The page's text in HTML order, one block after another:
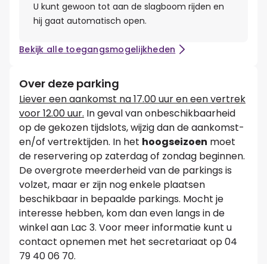
U kunt gewoon tot aan de slagboom rijden en
hij gaat automatisch open.
Bekijk alle toegangsmogelijkheden
Over deze parking
Liever een aankomst na 17.00 uur en een vertrek
voor 12.00 uur. In geval van onbeschikbaarheid
op de gekozen tijdslots, wijzig dan de aankomst-
en/of vertrektijden. In het hoogseizoen moet
de reservering op zaterdag of zondag beginnen.
De overgrote meerderheid van de parkings is
volzet, maar er zijn nog enkele plaatsen
beschikbaar in bepaalde parkings. Mocht je
interesse hebben, kom dan even langs in de
winkel aan Lac 3. Voor meer informatie kunt u
contact opnemen met het secretariaat op 04
79 40 06 70.